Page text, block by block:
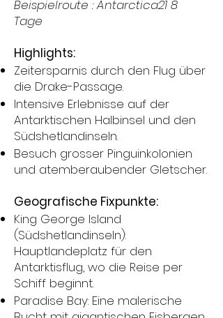
Beispielroute : Antarctica21​ 8
Tage
Highlights:
Zeitersparnis durch den Flug über
die Drake-Passage.
Intensive Erlebnisse auf der
Antarktischen Halbinsel und den
Südshetlandinseln.
Besuch grosser Pinguinkolonien
und atemberaubender Gletscher.
Geografische Fixpunkte:
King George Island
(Südshetlandinseln):
Hauptlandeplatz für den
Antarktisflug, wo die Reise per
Schiff beginnt.
Paradise Bay: Eine malerische